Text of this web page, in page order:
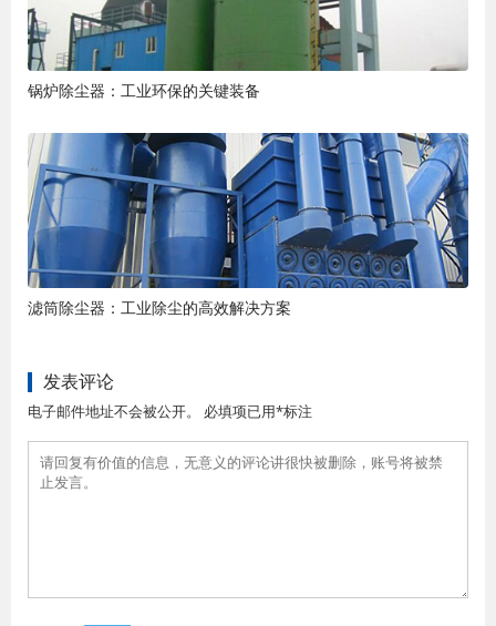
锅炉除尘器：工业环保的关键装备
滤筒除尘器：工业除尘的高效解决方案
发表评论
电子邮件地址不会被公开。 必填项已用*标注